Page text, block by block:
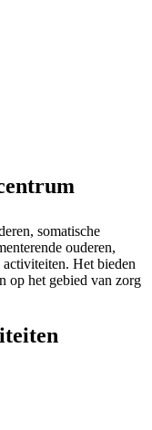
somatische
ouderen,
Het bieden
op het gebied van zorg